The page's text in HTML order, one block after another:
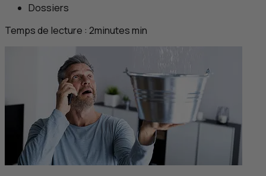
Dossiers
Temps de lecture : 2minutesmin